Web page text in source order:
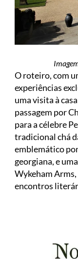
O roteiro, com
experiências
uma visita à
passagem por
para a célebre
tradicional chá
emblemático
georgiana, e
Wykeham
encontros